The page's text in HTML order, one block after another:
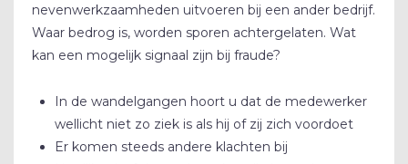
nevenwerkzaamheden uitvoeren bij een ander bedrijf.
Waar bedrog is, worden sporen achtergelaten. Wat
kan een mogelijk signaal zijn bij fraude?
In de wandelgangen hoort u dat de medewerker
wellicht niet zo ziek is als hij of zij zich voordoet
Er komen steeds andere klachten bij